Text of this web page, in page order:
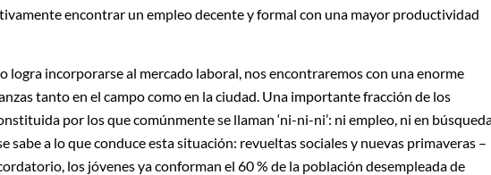
encontrar un empleo decente y formal con una mayor productividad
logra incorporarse al mercado laboral, nos encontraremos con una enorme
tanto en el campo como en la ciudad. Una importante fracción de los
por los que comúnmente se llaman ‘ni-ni-ni’: ni empleo, ni en
sabe a lo que conduce esta situación: revueltas sociales y nuevas primaveras –
los jóvenes ya conforman el 60 % de la población desempleada de